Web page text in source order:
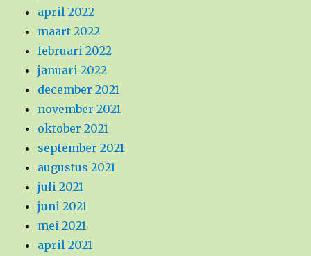
april 2022
maart 2022
februari 2022
januari 2022
december 2021
november 2021
oktober 2021
september 2021
augustus 2021
juli 2021
juni 2021
mei 2021
april 2021